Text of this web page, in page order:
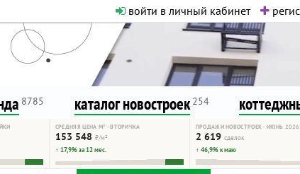
войти в личный кабинет
Никакого шок-
как он помогает вам.
8785 каталог новостроек 254
СРЕДНЯЯ ЦЕНА М² · ВТОРИЧКА
153 548 ₽/м²
↑ 17,9% за 12 мес.
ПРОДАЖИ НОВОСТРОЕК · ИЮНЬ 2026
2 619 сделок
↑ 46,9% к маю